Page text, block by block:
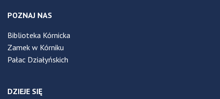
POZNAJ NAS
Biblioteka Kórnicka
Zamek w Kórniku
Pałac Działyńskich
DZIEJE SIĘ